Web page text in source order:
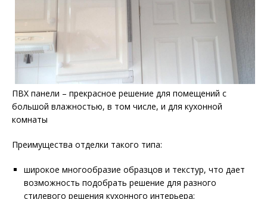
ПВХ панели – прекрасное решение для помещений с
большой влажностью, в том числе, и для кухонной
комнаты
Преимущества отделки такого типа:
широкое многообразие образцов и текстур, что дает
возможность подобрать решение для разного
стилевого решения кухонного интерьера;